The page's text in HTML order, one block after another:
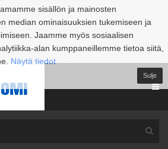
sisällön ja mainosten
median ominaisuuksien tukemiseen ja
Jaamme myös sosiaalisen
alan kumppaneillemme tietoa siitä,
Näytä tiedot
Sulje